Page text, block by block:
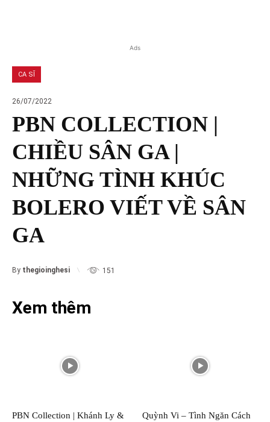
Ads
CA SĨ
26/07/2022
PBN COLLECTION |
CHIỀU SÂN GA |
NHỮNG TÌNH KHÚC
BOLERO VIẾT VỀ SÂN
GA
By thegioinghesi 151
Xem thêm
PBN Collection | Khánh Ly &
Quỳnh Vi – Tình Ngăn Cách